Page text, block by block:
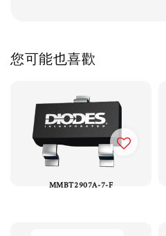
您可能也喜歡
MMBT2907A-7-F